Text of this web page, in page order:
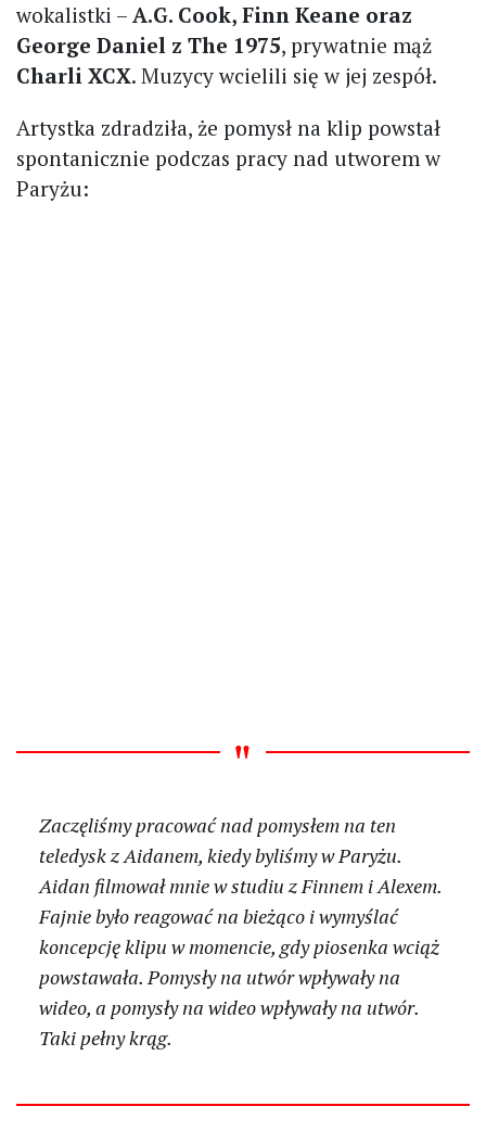
wokalistki – A.G. Cook, Finn Keane oraz
George Daniel z The 1975, prywatnie mąż
Charli XCX. Muzycy wcielili się w jej zespół.
Artystka zdradziła, że pomysł na klip powstał
spontanicznie podczas pracy nad utworem w
Paryżu:
Zaczęliśmy pracować nad pomysłem na ten
teledysk z Aidanem, kiedy byliśmy w Paryżu.
Aidan filmował mnie w studiu z Finnem i Alexem.
Fajnie było reagować na bieżąco i wymyślać
koncepcję klipu w momencie, gdy piosenka wciąż
powstawała. Pomysły na utwór wpływały na
wideo, a pomysły na wideo wpływały na utwór.
Taki pełny krąg.